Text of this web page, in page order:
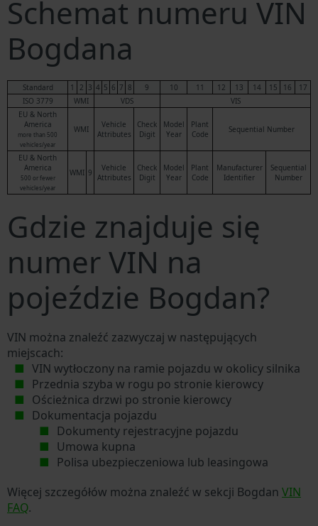
Schemat numeru VIN
Bogdana
Standard 1 2 3 4 5 6 7 8 9 10 11 12 13 14 15 16
17
ISO 3779
WMI VDS
VIS
EU & North
America
more than 500
vehicles/year
WMI
Vehicle
Attributes
Check
Digit
Model
Year
Plant
Code
Sequential Number
EU & North
America
500 or fewer
vehicles/year
WMI 9
Vehicle
Attributes
Check
Digit
Model
Year
Plant
Code
Manufacturer
Identifier
Sequential
Number
Gdzie znajduje się
numer VIN na
pojeździe Bogdan?
VIN można znaleźć zazwyczaj w następujących
miejscach:
VIN wytłoczony na ramie pojazdu w okolicy silnika
Przednia szyba w rogu po stronie kierowcy
Ościeżnica drzwi po stronie kierowcy
Dokumentacja pojazdu
Dokumenty rejestracyjne pojazdu
Umowa kupna
Polisa ubezpieczeniowa lub leasingowa
Więcej szczegółów można znaleźć w sekcji Bogdan VIN
FAQ.